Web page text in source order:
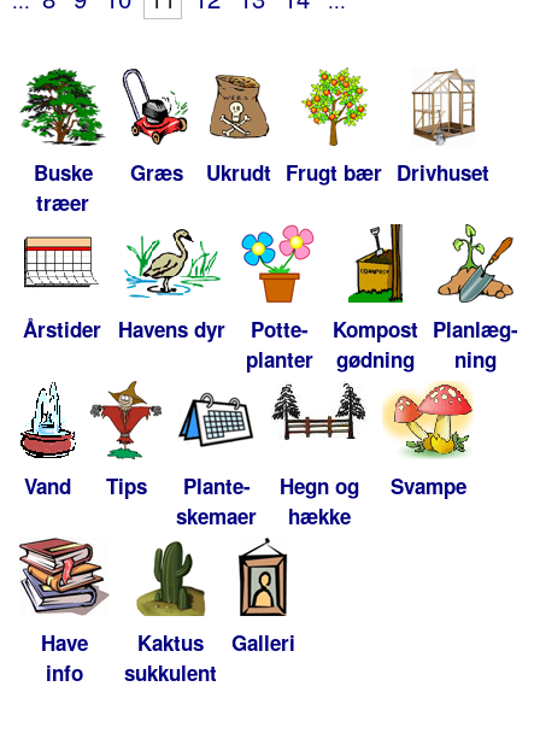
Buske
træer
Græs Ukrudt Frugt bær Drivhuset
Årstider Havens dyr
Potte-
planter
Kompost
gødning
Planlæg-
ning
Vand Tips
Plante-
skemaer
Hegn og
hække
Svampe
Have
info
Kaktus
sukkulent
Galleri